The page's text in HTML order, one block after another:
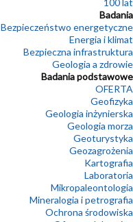
100 lat
Badania
Bezpieczeństwo energetyczne
Energia i klimat
Bezpieczna infrastruktura
Geologia a zdrowie
Badania podstawowe
OFERTA
Geofizyka
Geologia inżynierska
Geologia morza
Geoturystyka
Geozagrożenia
Kartografia
Laboratoria
Mikropaleontologia
Mineralogia i petrografia
Ochrona środowiska